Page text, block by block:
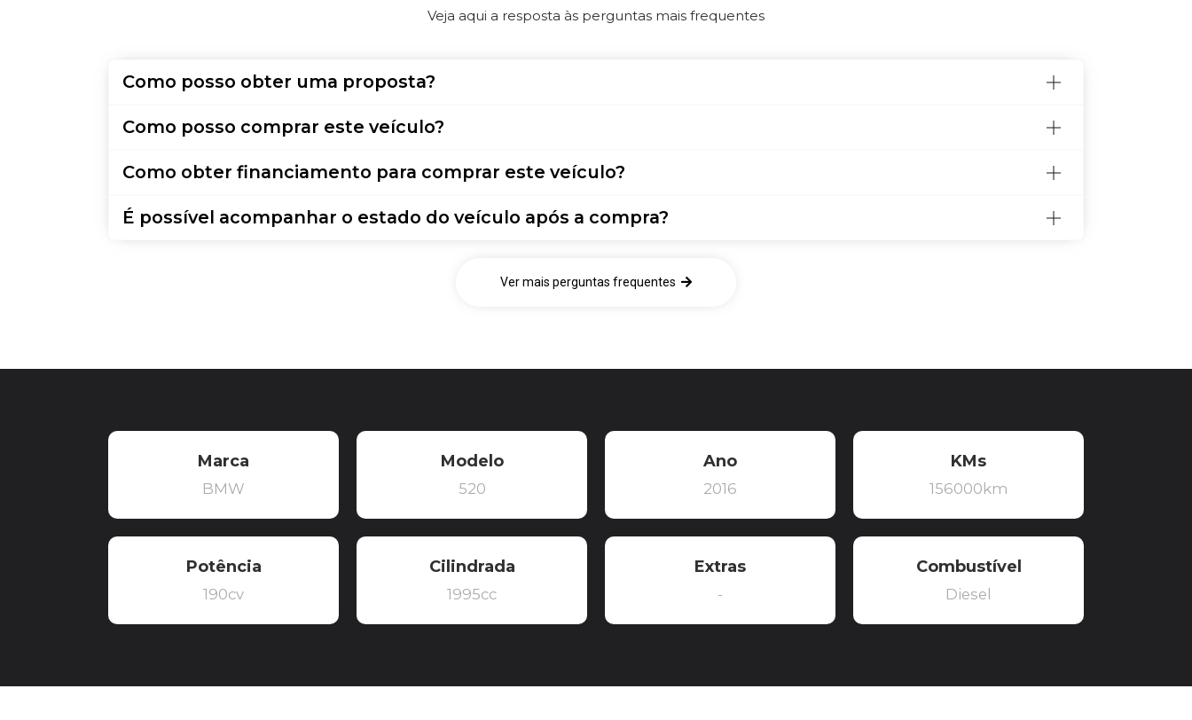
Veja aqui a resposta às perguntas mais frequentes
Como posso obter uma proposta?
Como posso comprar este veículo?
Como obter financiamento para comprar este veículo?
É possível acompanhar o estado do veículo após a compra?
Ver mais perguntas frequentes
Marca
BMW
Modelo
520
Ano
2016
KMs
156000km
Potência
190cv
Cilindrada
1995cc
Extras
-
Combustível
Diesel